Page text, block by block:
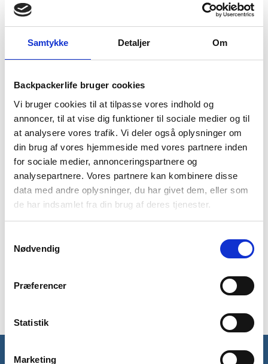
Samtykke Detaljer Om
Backpackerlife bruger cookies
Vi bruger cookies til at tilpasse vores indhold og
annoncer, til at vise dig funktioner til sociale medier og til
at analysere vores trafik. Vi deler også oplysninger om
din brug af vores hjemmeside med vores partnere inden
for sociale medier, annonceringspartnere og
analysepartnere. Vores partnere kan kombinere disse
data med andre oplysninger, du har givet dem, eller som
de har indsamlet fra din brug af deres tjenester.
Nødvendig
Præferencer
Statistik
Marketing
1-2 dages
levering
Fri fragt over
499 kr
100 dages
returret
BESKRIVELSE
YDERLIGERE INFORMATION
BRAND
FAQ
Activate XT-bukserne er designet til dagsvandringer, trekking
i naturen og generelt udendørs hverdagsbrug – hele året
rundt. Det dobbeltvævede TEXASHIELD STRETCH-softshell
Med det strækbare stof, leddelte knæ og specielle snit er
disse bukser designet til at give maksimal bevægelsesfrihed.
vandreting. Manchetterne på bukserne er fuldt justerbare. Den
elastiske linning giver en behagelig pasform.